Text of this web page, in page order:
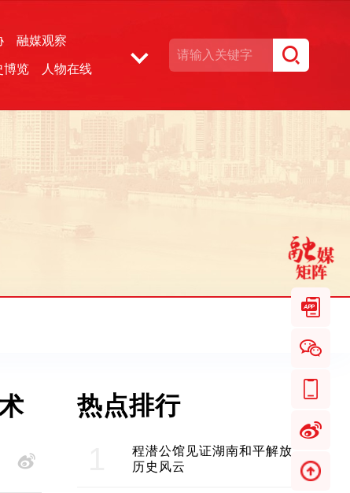
融媒观察
博览 人物在线
热点排行
程潜公馆见证湖南和平解放
历史风云